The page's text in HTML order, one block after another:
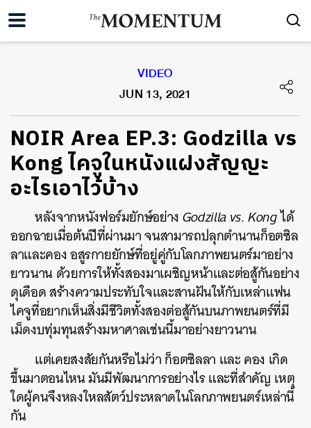
VIDEO
JUN 13, 2021
NOIR Area EP.3: Godzilla vs
Kong ไคจูในหนังแฝงสัญญะ
อะไรเอาไว้บ้าง
หลังจากหนังฟอร์มยักษ์อย่างGodzilla vs. Kongได้
ออกฉายเมื่อต้นปีที่ผ่านมา จนสามารถปลุกตำนานก็อตซิล
ลาและคอง อสูรกายยักษ์ที่อยู่คู่กับโลกภาพยนตร์มาอย่าง
ยาวนาน ด้วยการให้ทั้งสองมาเผชิญหน้าและต่อสู้กันอย่าง
ดุเดือด สร้างความประทับใจและสานฝันให้กับเหล่าแฟน
ไคจูที่อยากเห็นสิ่งมีชีวิตทั้งสองต่อสู้กันบนภาพยนตร์ที่มี
เม็ดงบทุ่มทุนสร้างมหาศาลเช่นนี้มาอย่างยาวนาน
แต่เคยสงสัยกันหรือไม่ว่า ก็อตซิลลา และ คอง เกิด
ขึ้นมาตอนไหน มันมีพัฒนาการอย่างไร และที่สำคัญ เหตุ
ใดผู้คนจึงหลงใหลสัตว์ประหลาดในโลกภาพยนตร์เหล่านี้
กัน